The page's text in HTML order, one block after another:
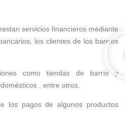
servicios financieros mediante
los clientes de los bancos
como tiendas de barrio y
, entre otros.
los pagos de algunos productos